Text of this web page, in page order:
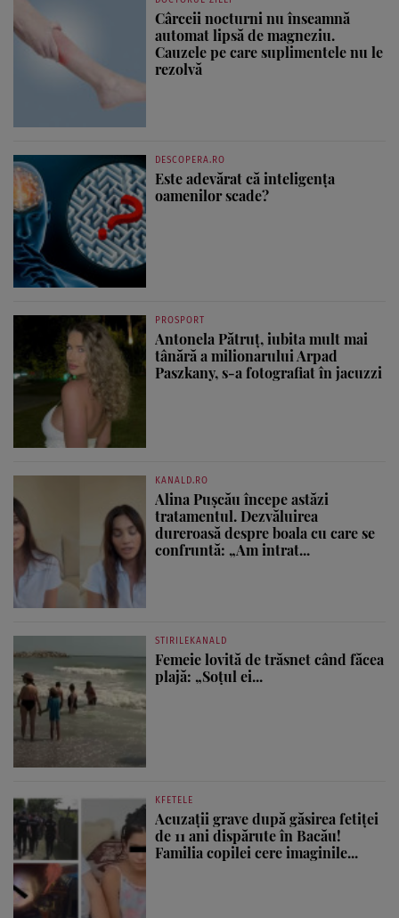
Cârceii nocturni nu înseamnă
automat lipsă de magneziu.
Cauzele pe care suplimentele nu le
rezolvă
DESCOPERA.RO
Este adevărat că inteligența
oamenilor scade?
PROSPORT
Antonela Pătruț, iubita mult mai
tânără a milionarului Arpad
Paszkany, s-a fotografiat în jacuzzi
KANALD.RO
Alina Pușcău începe astăzi
tratamentul. Dezvăluirea
dureroasă despre boala cu care se
confruntă: „Am intrat...
STIRILEKANALD
Femeie lovită de trăsnet când făcea
plajă: „Soțul ei...
KFETELE
Acuzații grave după găsirea fetiței
de 11 ani dispărute în Bacău!
Familia copilei cere imaginile...